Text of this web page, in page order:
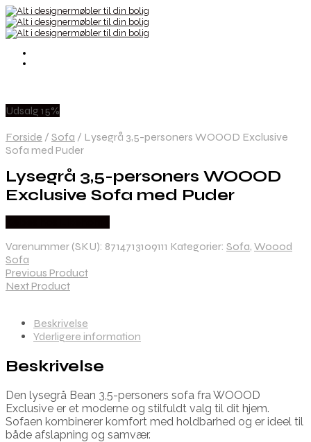
Udsalg 15%
Forside / Sofa / Lysegrå 3,5-personers WOOOD Exclusive
Sofa med Puder
Lysegrå 3,5-personers WOOOD
Exclusive Sofa med Puder
Varenummer (SKU): 8714713109111 Kategorier: Sofa, Woood
Sofa
Previous Product
Next Product
Beskrivelse
Yderligere information
Beskrivelse
Den lysegrå Bean 3,5-personers sofa fra WOOOD
Exclusive er et moderne og stilfuldt valg til dit hjem.
Sofaen kombinerer komfort med holdbarhed og er ideel til
både afslapning og samvær.